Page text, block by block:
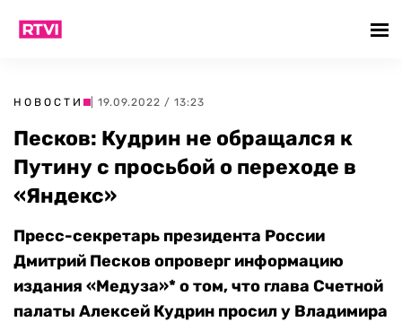
НОВОСТИ | 19.09.2022 / 13:23
Песков: Кудрин не обращался к
Путину с просьбой о переходе в
«Яндекс»
Пресс-секретарь президента России
Дмитрий Песков опроверг информацию
издания «Медуза»* о том, что глава Счетной
палаты Алексей Кудрин просил у Владимира